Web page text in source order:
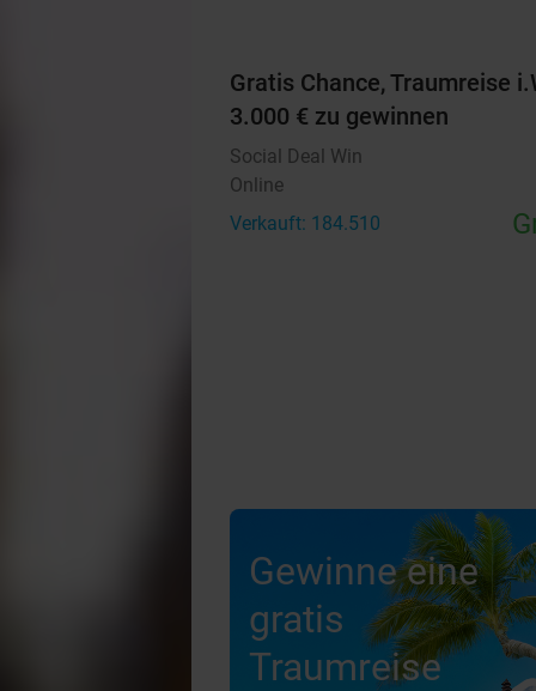
Gratis Chance, Traumreise
3.000 € zu gewinnen
Social Deal Win
Online
Verkauft: 184.510
Gewinne eine
gratis
Traumreise